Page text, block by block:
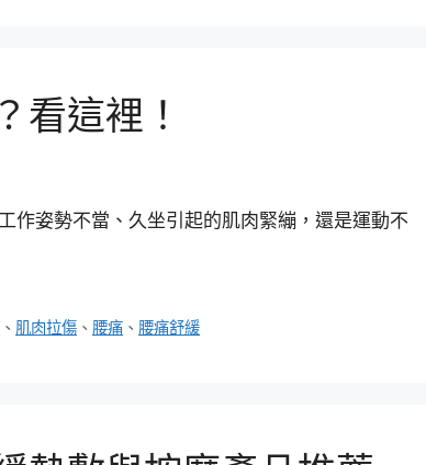
看這裡！
作姿勢不當、久坐引起的肌肉緊繃，還是運動不
、 肌肉拉傷 、腰痛 、腰痛舒緩